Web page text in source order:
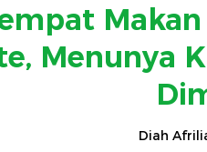
Menunya
Diah